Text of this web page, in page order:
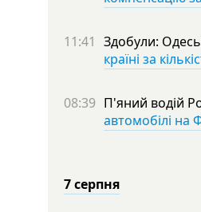
11:41 Здобули:
країні за
08:39 П'яний водій
автомобілі на
7 серпня